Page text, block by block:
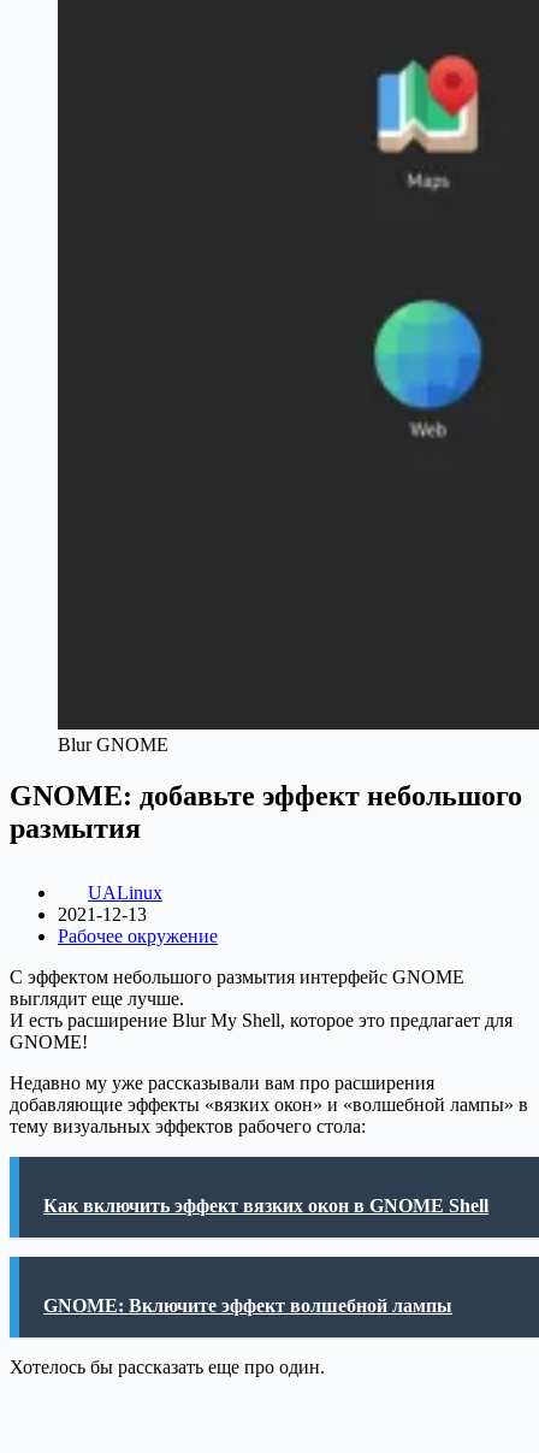
Blur GNOME
GNOME: добавьте эффект небольшого
размытия
UALinux
2021-12-13
Рабочее окружение
С эффектом небольшого размытия интерфейс GNOME
выглядит еще лучше.
И есть расширение Blur My Shell, которое это предлагает для
GNOME!
Недавно му уже рассказывали вам про расширения
добавляющие эффекты «вязких окон» и «волшебной лампы» в
тему визуальных эффектов рабочего стола:
Как включить эффект вязких окон в GNOME Shell
GNOME: Включите эффект волшебной лампы
Хотелось бы рассказать еще про один.